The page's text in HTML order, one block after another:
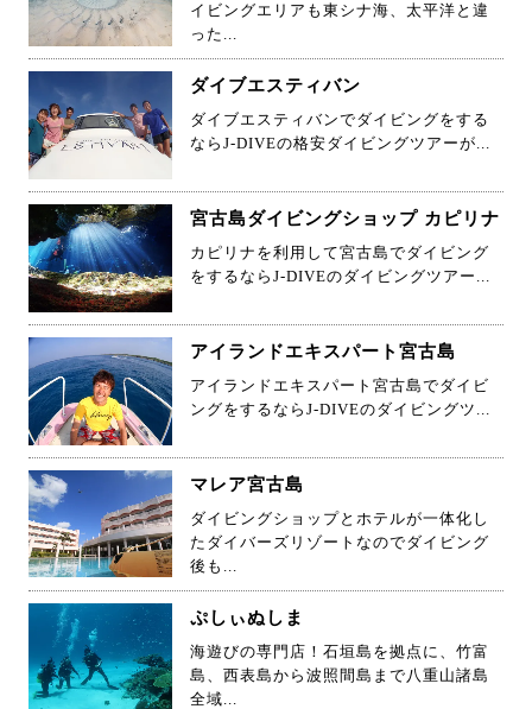
イビングエリアも東シナ海、太平洋と違
った...
ダイブエスティバン
ダイブエスティバンでダイビングをする
ならJ-DIVEの格安ダイビングツアーが...
宮古島ダイビングショップ カピリナ
カピリナを利用して宮古島でダイビング
をするならJ-DIVEのダイビングツアー...
アイランドエキスパート宮古島
アイランドエキスパート宮古島でダイビ
ングをするならJ-DIVEのダイビングツ...
マレア宮古島
ダイビングショップとホテルが一体化し
たダイバーズリゾートなのでダイビング
後も...
ぷしぃぬしま
海遊びの専門店！石垣島を拠点に、竹富
島、西表島から波照間島まで八重山諸島
全域...